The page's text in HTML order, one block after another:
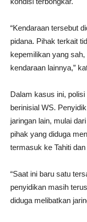
“Kendaraan tersebut
pidana. Pihak terkait
kepemilikan yang
kendaraan lainnya,”
Dalam kasus ini,
berinisial WS.
jaringan lain, mulai
pihak yang diduga
termasuk ke Tahiti dan
“Saat ini baru satu
penyidikan masih
diduga melibatkan